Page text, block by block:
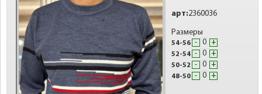
арт:2360036
Размеры
54-56 - +
52-54 - +
50-52 - +
48-50 - +